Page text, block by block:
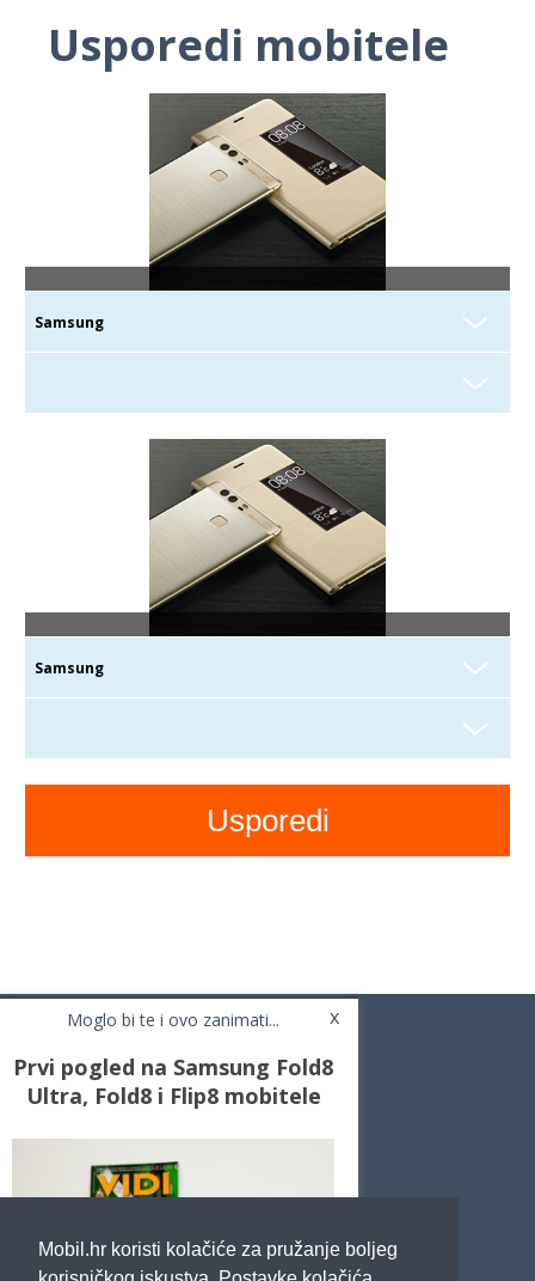
Mobil.hr koristi kolačiće za pružanje boljeg
Usporedi mobitele
Moglo bi te i ovo zanimati... x
Prvi pogled na Samsung Fold8
Ultra, Fold8 i Flip8 mobitele
Novosti
Cafe Mobil
Usporedi mobitele
Impressum
Marketing